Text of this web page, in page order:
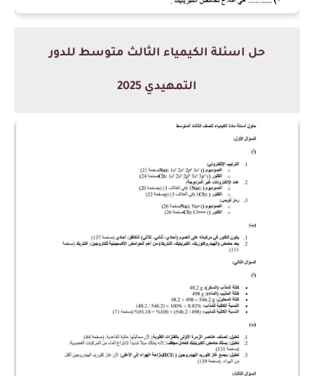
حل اسئلة الكيمياء الثالث متوسط للدور
التمهيدي 2025